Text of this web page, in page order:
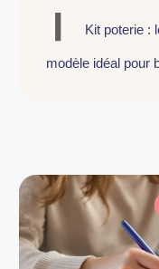
Kit poterie :
modèle idéal pour